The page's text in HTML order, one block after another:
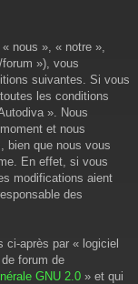
nous », « notre »,
»), vous
suivantes. Si vous
les conditions
». Nous
et nous
bien que nous vous
En effet, si vous
modifications aient
des
ci-après par « logiciel
forum de
GNU 2.0 » et qui